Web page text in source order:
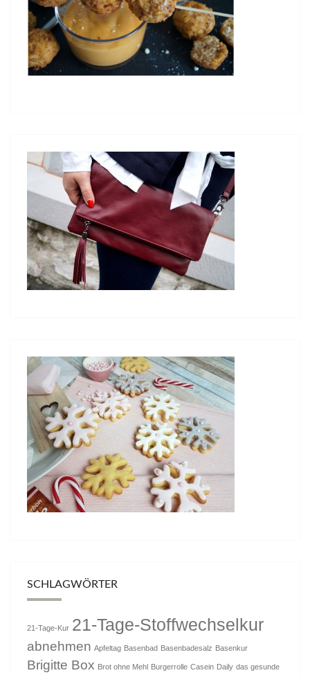
SCHLAGWÖRTER
21-Tage-Kur 21-Tage-Stoffwechselkur
abnehmen Apfeltag Basenbad Basenbadesalz Basenkur
Brigitte Box Brot ohne Mehl Burgerrolle Casein Daily das gesunde